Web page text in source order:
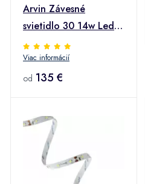
Arvin Závesné
svietidlo 30 14w Led
Čierna
Viac informácií
od 135 €